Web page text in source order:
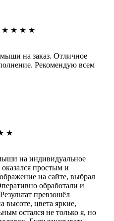
★ ★ ★ ★
мыши на заказ. Отличное
Рекомендую всем
★
на индивидуальное
простым и
на сайте, выбрал
обработали и
превзошёл
высоте, цвета яркие,
остался не только я, но